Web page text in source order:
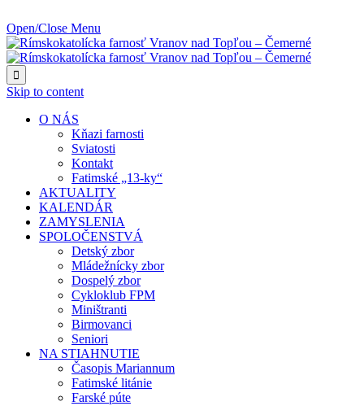
Open/Close Menu

Skip to content
O NÁS
Kňazi farnosti
Sviatosti
Kontakt
Fatimské „13-ky“
AKTUALITY
KALENDÁR
ZAMYSLENIA
SPOLOČENSTVÁ
Detský zbor
Mládežnícky zbor
Dospelý zbor
Cykloklub FPM
Miništranti
Birmovanci
Seniori
NA STIAHNUTIE
Časopis Mariannum
Fatimské litánie
Farské púte